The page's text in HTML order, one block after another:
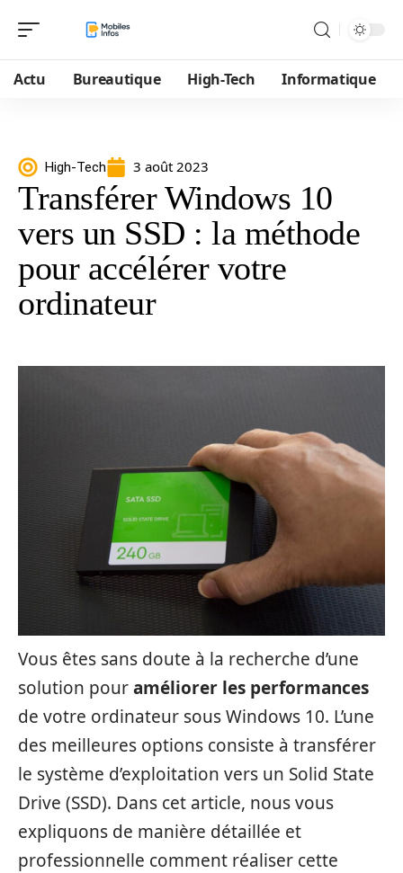
Actu Bureautique High-Tech Informatique
High-Tech 3 août 2023
Transférer Windows 10
vers un SSD : la méthode
pour accélérer votre
ordinateur
Vous êtes sans doute à la recherche d’une
solution pouraméliorer les performances
de votre ordinateur sous Windows 10. L’une
des meilleures options consiste à transférer
le système d’exploitation vers un Solid State
Drive (SSD). Dans cet article, nous vous
expliquons de manière détaillée et
professionnelle comment réaliser cette